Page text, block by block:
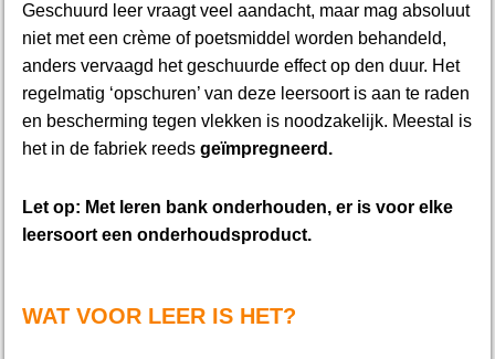
Geschuurd leer vraagt veel aandacht, maar mag absoluut
niet met een crème of poetsmiddel worden behandeld,
anders vervaagd het geschuurde effect op den duur. Het
regelmatig ‘opschuren’ van deze leersoort is aan te raden
en bescherming tegen vlekken is noodzakelijk. Meestal is
het in de fabriek reeds geïmpregneerd.
Let op: Met leren bank onderhouden, er is voor elke
leersoort een onderhoudsproduct.
WAT VOOR LEER IS HET?